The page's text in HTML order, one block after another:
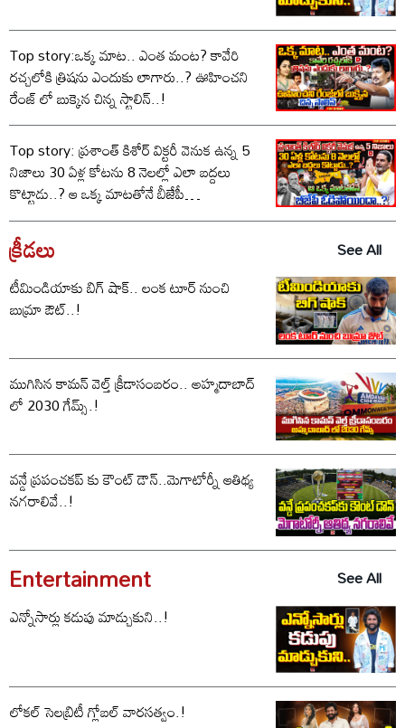
Top story:ఒక్క మాట.. ఎంత మంట? కావేరి
రచ్చలోకి త్రిషను ఎందుకు లాగారు..? ఊహించని
రేంజ్ లో బుక్కైన చిన్న స్టాలిన్..!
Top story: ప్రశాంత్ కిశోర్ విక్టరీ వెనుక ఉన్న 5
నిజాలు 30 ఏళ్ల కోటను 8 నెలల్లో ఎలా బద్దలు
కొట్టాడు..? ఆ ఒక్క మాటతోనే బీజేపీ
ఓడిపోయిందా..?
క్రీడలు
See All
టీమిండియాకు బిగ్ షాక్.. లంక టూర్ నుంచి
బుమ్రా ఔట్..!
ముగిసిన కామన్ వెల్త్ క్రీడాసంబరం.. అహ్మదాబాద్
లో 2030 గేమ్స్.!
వన్డే ప్రపంచకప్ కు కౌంట్ డౌన్..మెగాటోర్నీ ఆతిథ్య
నగరాలివే..!
Entertainment
See All
ఎన్నోసార్లు కడుపు మాడ్చుకుని..!
లోకల్ సెలబ్రిటీ గ్లోబల్ వారసత్వం.!